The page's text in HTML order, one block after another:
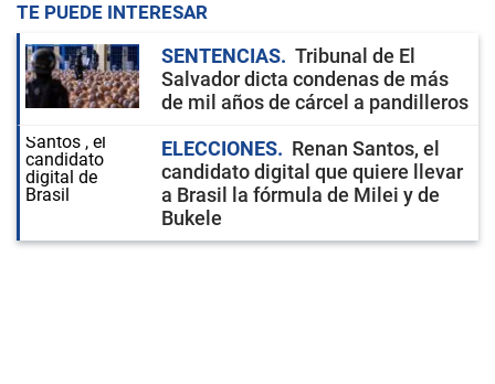
TE PUEDE INTERESAR
SENTENCIAS
Tribunal de El
Salvador dicta condenas de más
de mil años de cárcel a pandilleros
ELECCIONES
Renan Santos, el
candidato digital que quiere llevar
a Brasil la fórmula de Milei y de
Bukele